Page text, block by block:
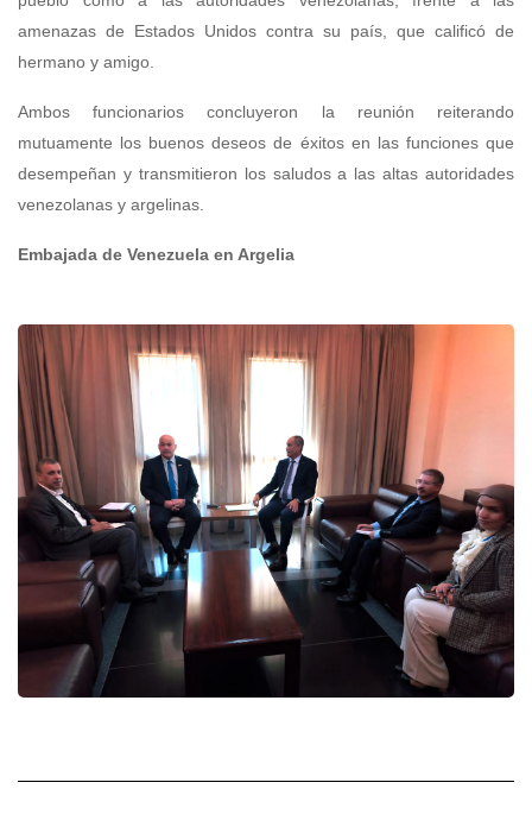
amenazas de Estados Unidos contra su país, que calificó de
hermano y amigo.
Ambos funcionarios concluyeron la reunión reiterando
mutuamente los buenos deseos de éxitos en las funciones que
desempeñan y transmitieron los saludos a las altas autoridades
venezolanas y argelinas.
Embajada de Venezuela en Argelia